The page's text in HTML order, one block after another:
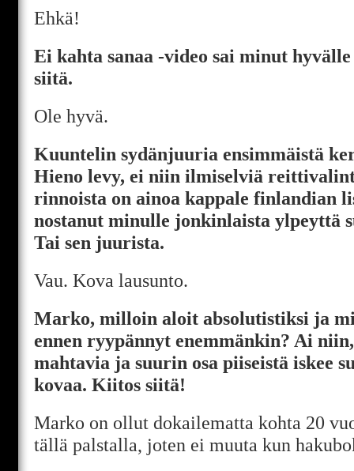
Ehkä!
Ei kahta sanaa -video sai minut
siitä.
Ole hyvä.
Kuuntelin sydänjuuria ensimmäistä
Hieno levy, ei niin ilmiselviä
rinnoista on ainoa kappale finlandian
nostanut minulle jonkinlaista ylpeyttä
Tai sen juurista.
Vau. Kova lausunto.
Marko, milloin aloit absolutistiksi ja
ennen ryypännyt enemmänkin? Ai
mahtavia ja suurin osa piiseistä iskee
kovaa. Kiitos siitä!
Marko on ollut dokailematta kohta 20
tällä palstalla, joten ei muuta kun